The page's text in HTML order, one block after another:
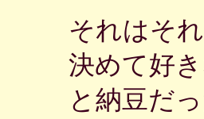
それはそ
決めて好
と納豆だ